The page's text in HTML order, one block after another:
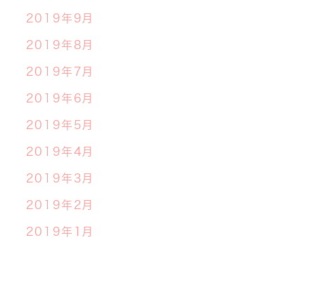
2019年9月
2019年8月
2019年7月
2019年6月
2019年5月
2019年4月
2019年3月
2019年2月
2019年1月